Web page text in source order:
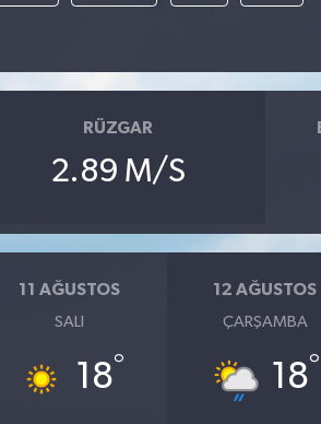
RÜZGAR
2.89 M/S
11 AĞUSTOS
SALI
18°
12 AĞUSTOS
ÇARŞAMBA
18°